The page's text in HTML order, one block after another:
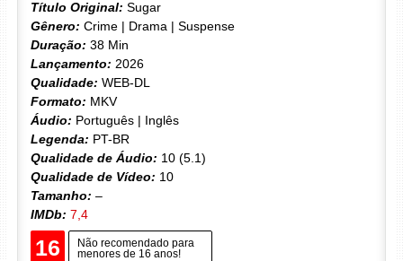
Título Original: Sugar
Gênero: Crime | Drama | Suspense
Duração: 38 Min
Lançamento: 2026
Qualidade: WEB-DL
Formato: MKV
Áudio: Português | Inglês
Legenda: PT-BR
Qualidade de Áudio: 10 (5.1)
Qualidade de Vídeo: 10
Tamanho: –
IMDb: 7,4
16
Não recomendado para
menores de 16 anos!